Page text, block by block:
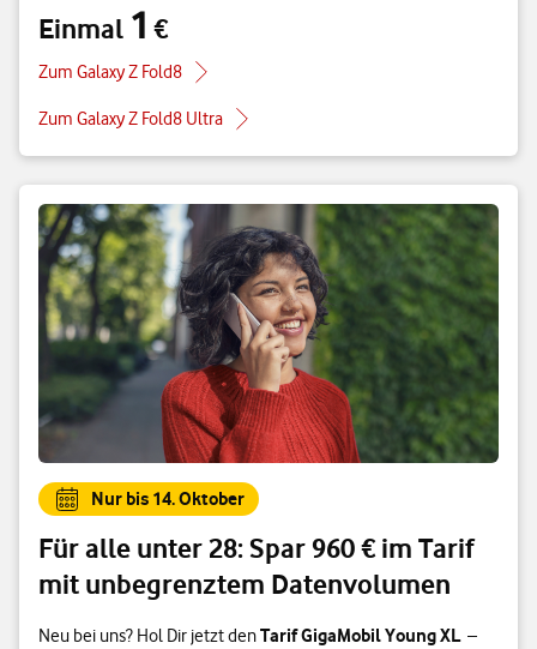
Einmal 1 €
Einmal 1 €
Zum Galaxy Z Fold8
Zum Galaxy Z Fold8 Ultra
Nur bis 14. Oktober
Für alle unter 28: Spar 960 € im Tarif
mit unbegrenztem Datenvolumen
Neu bei uns? Hol Dir jetzt denTarif GigaMobil Young XL –